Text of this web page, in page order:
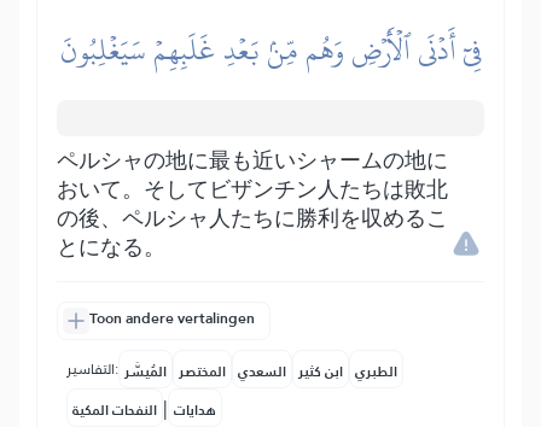
فِيٓ أَدۡنَى ٱلۡأَرۡضِ وَهُم مِّنۢ بَعۡدِ غَلَبِهِمۡ سَيَغۡلِبُونَ
ペルシャの地に最も近いシャームの地に
おいて。そしてビザンチン人たちは敗北
の後、ペルシャ人たちに勝利を収めるこ
とになる。
Toon andere vertalingen
التفاسير: المُيسَّر المختصر السعدي ابن كثير الطبري
النفحات المكية | هدايات